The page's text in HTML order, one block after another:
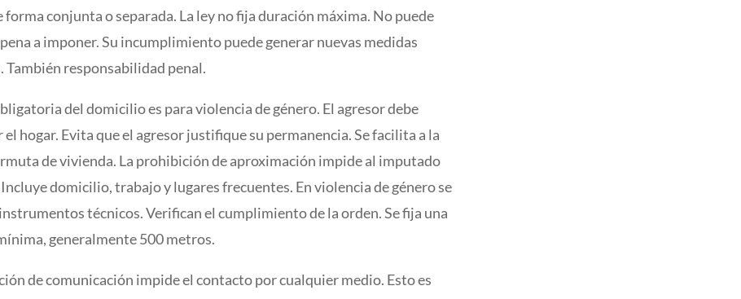
forma conjunta o separada. La ley no fija duración máxima. No puede
a imponer. Su incumplimiento puede generar nuevas medidas
También responsabilidad penal.
del domicilio es para violencia de género. El agresor debe
el hogar. Evita que el agresor justifique su permanencia. Se facilita a la
de vivienda. La prohibición de aproximación impide al imputado
domicilio, trabajo y lugares frecuentes. En violencia de género se
técnicos. Verifican el cumplimiento de la orden. Se fija una
generalmente 500 metros.
de comunicación impide el contacto por cualquier medio. Esto es